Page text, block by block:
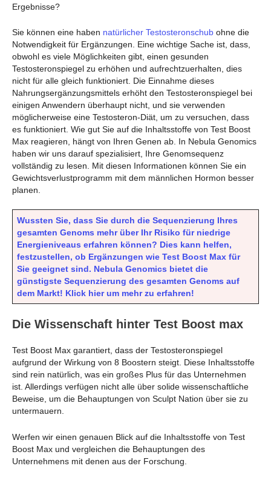
Ergebnisse?
Sie können eine haben natürlicher Testosteronschub ohne die
Notwendigkeit für Ergänzungen. Eine wichtige Sache ist, dass,
obwohl es viele Möglichkeiten gibt, einen gesunden
Testosteronspiegel zu erhöhen und aufrechtzuerhalten, dies
nicht für alle gleich funktioniert. Die Einnahme dieses
Nahrungsergänzungsmittels erhöht den Testosteronspiegel bei
einigen Anwendern überhaupt nicht, und sie verwenden
möglicherweise eine Testosteron-Diät, um zu versuchen, dass
es funktioniert. Wie gut Sie auf die Inhaltsstoffe von Test Boost
Max reagieren, hängt von Ihren Genen ab. In Nebula Genomics
haben wir uns darauf spezialisiert, Ihre Genomsequenz
vollständig zu lesen. Mit diesen Informationen können Sie ein
Gewichtsverlustprogramm mit dem männlichen Hormon besser
planen.
Wussten Sie, dass Sie durch die Sequenzierung Ihres
gesamten Genoms mehr über Ihr Risiko für niedrige
Energieniveaus erfahren können? Dies kann helfen,
festzustellen, ob Ergänzungen wie Test Boost Max für
Sie geeignet sind. Nebula Genomics bietet die
günstigste Sequenzierung des gesamten Genoms auf
dem Markt! Klick hier um mehr zu erfahren!
Die Wissenschaft hinter Test Boost max
Test Boost Max garantiert, dass der Testosteronspiegel
aufgrund der Wirkung von 8 Boostern steigt. Diese Inhaltsstoffe
sind rein natürlich, was ein großes Plus für das Unternehmen
ist. Allerdings verfügen nicht alle über solide wissenschaftliche
Beweise, um die Behauptungen von Sculpt Nation über sie zu
untermauern.
Werfen wir einen genauen Blick auf die Inhaltsstoffe von Test
Boost Max und vergleichen die Behauptungen des
Unternehmens mit denen aus der Forschung.